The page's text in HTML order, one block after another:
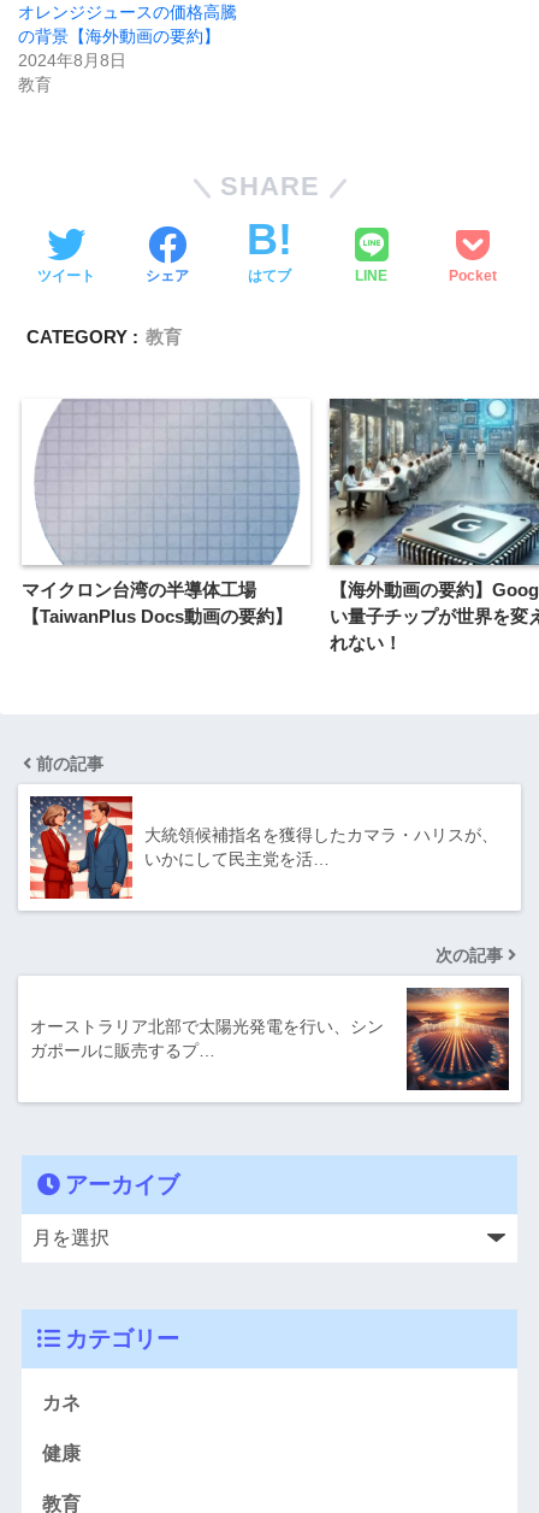
オレンジジュースの価格高騰
の背景【海外動画の要約】
2024年8月8日
教育
SHARE
ツイート シェア はてブ LINE Pocket
CATEGORY : 教育
マイクロン台湾の半導体工場
【TaiwanPlus Docs動画の要約】
【海外動画の要約】
い量子チップが世界を変
れない！
前の記事
大統領候補指名を獲得したカマラ・ハリスが、
いかにして民主党を活…
次の記事
オーストラリア北部で太陽光発電を行い、シン
ガポールに販売するプ…
アーカイブ
カテゴリー
カネ
健康
教育